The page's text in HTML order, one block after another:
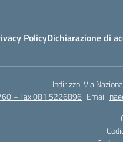
PolicyDichiarazione di
Indirizzo:Via
– Fax 081.5226896 Email: